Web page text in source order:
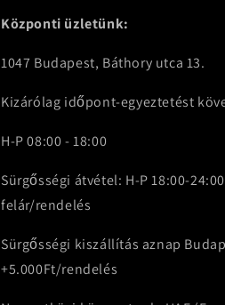
Központi üzletünk:
1047 Budapest, Báthory utca 13.
Kizárólag időpont-egyeztetést
H-P 08:00 - 18:00
Sürgősségi átvétel: H-P 18:00-
felár/rendelés
Sürgősségi kiszállítás aznap
+5.000Ft/rendelés